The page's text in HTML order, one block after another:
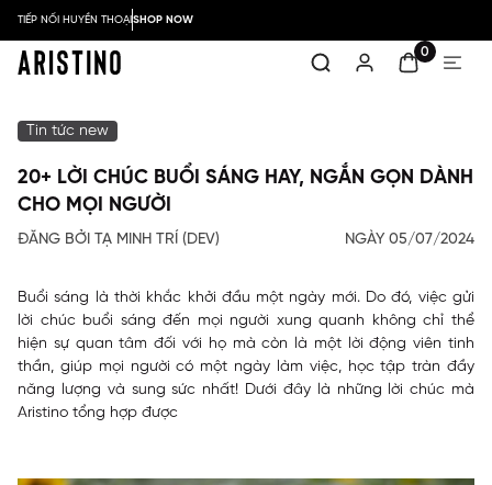
TIẾP NỐI HUYỀN THOẠISHOP NOW
0
Tin tức new
20+ LỜI CHÚC BUỔI SÁNG HAY, NGẮN GỌN DÀNH
CHO MỌI NGƯỜI
ĐĂNG BỞI TẠ MINH TRÍ (DEV) NGÀY 05/07/2024
Buổi sáng là thời khắc khởi đầu một ngày mới. Do đó, việc gửi
lời chúc buổi sáng đến mọi người xung quanh không chỉ thể
hiện sự quan tâm đối với họ mà còn là một lời động viên tinh
thần, giúp mọi người có một ngày làm việc, học tập tràn đầy
năng lượng và sung sức nhất! Dưới đây là những lời chúc mà
Aristino tổng hợp được